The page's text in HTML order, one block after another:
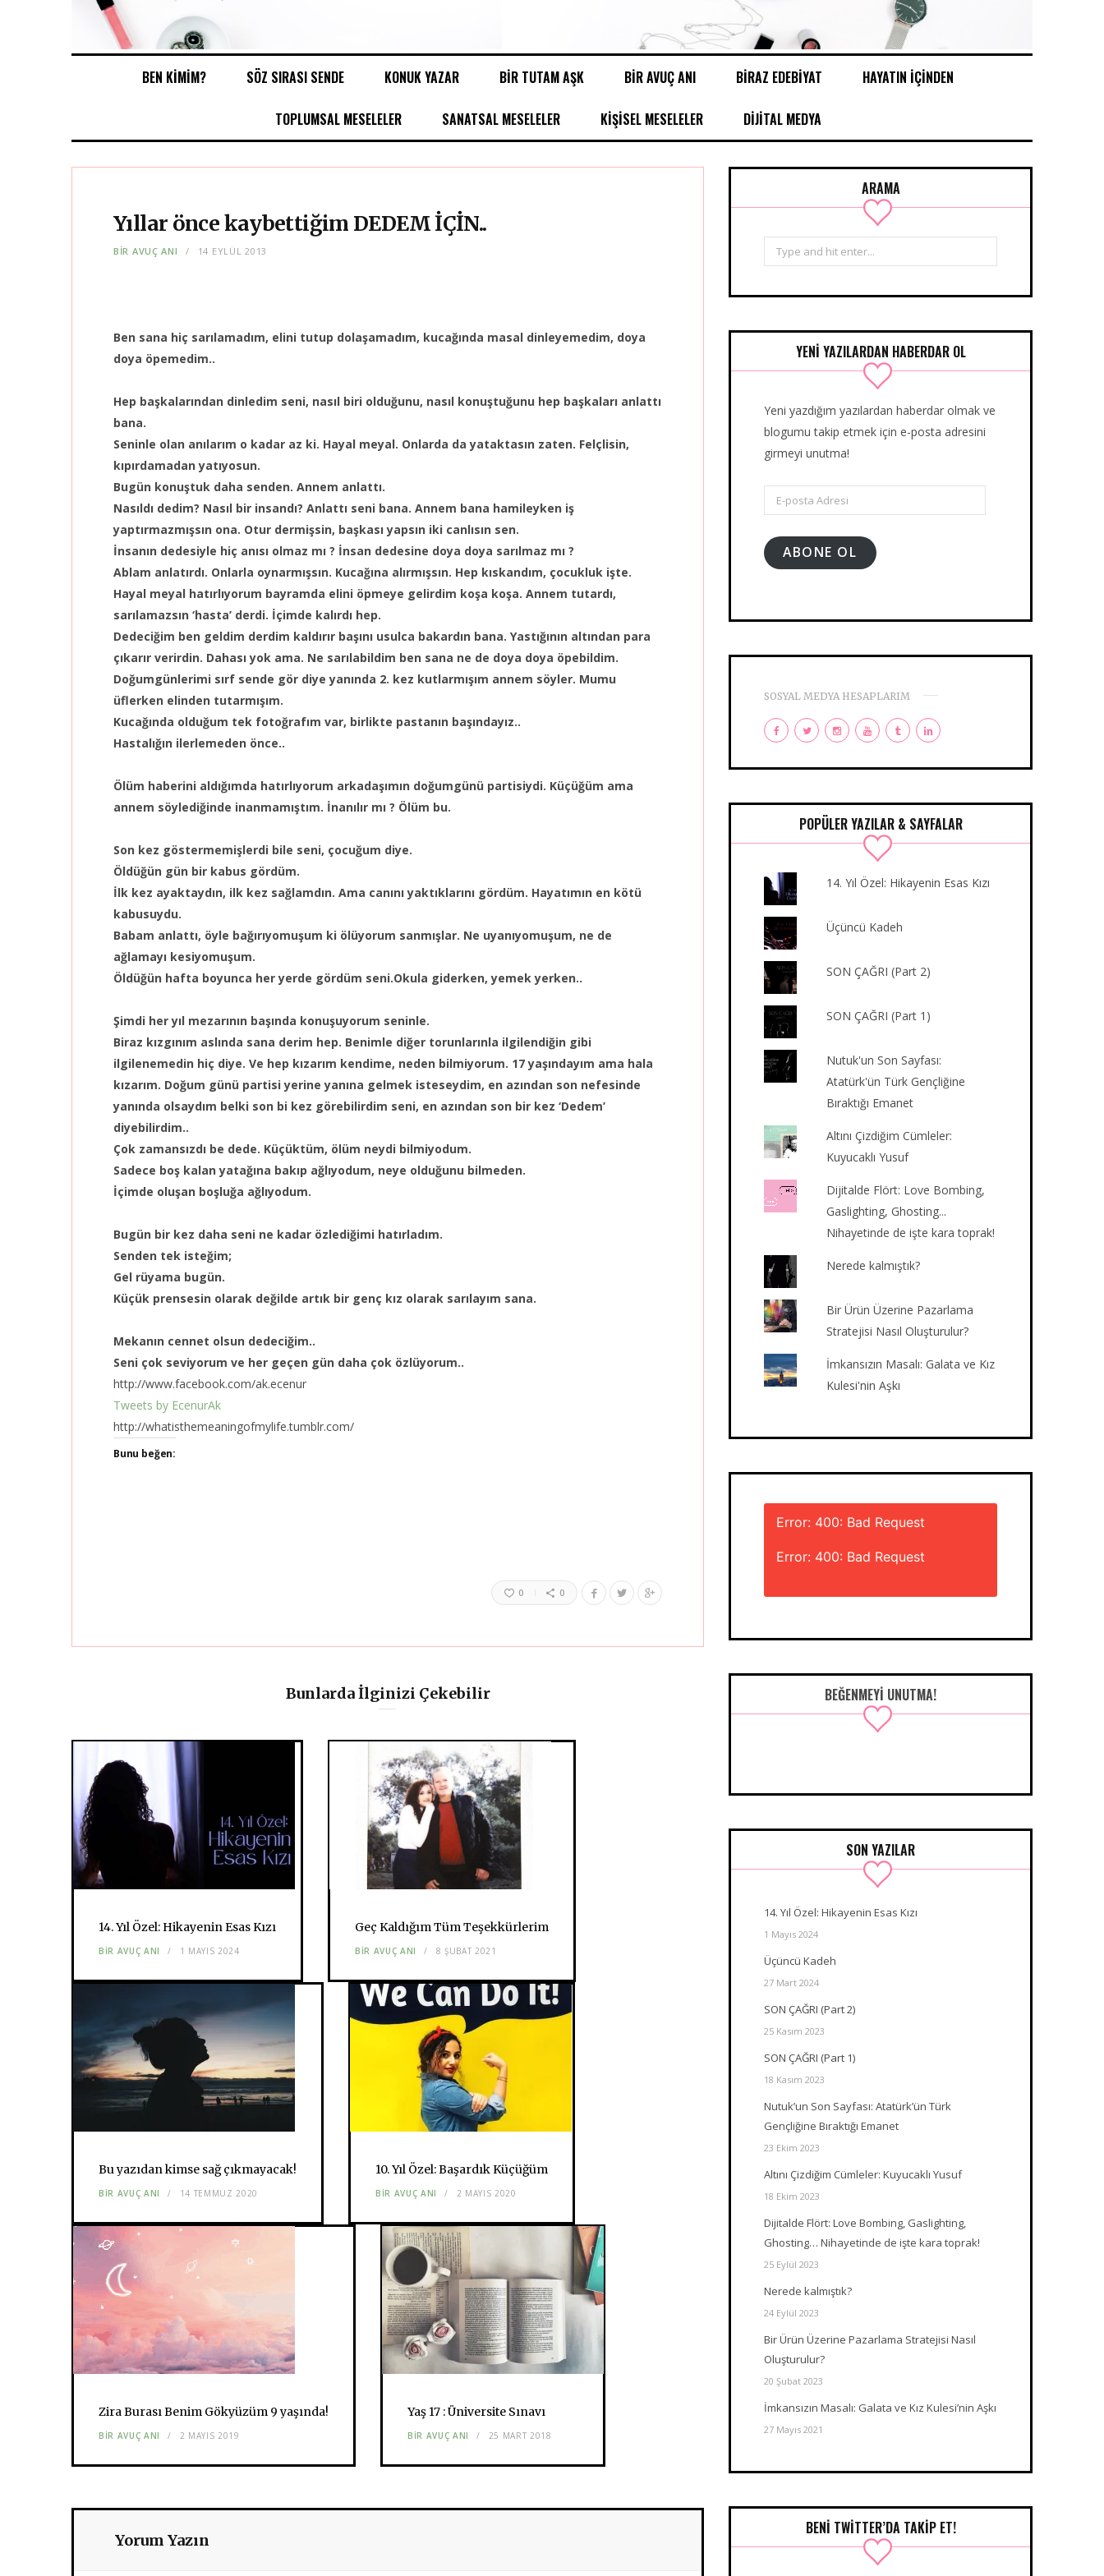
BEN KİMİM? SÖZ SIRASI SENDE KONUK YAZAR BİR TUTAM AŞK BİR AVUÇ ANI BİRAZ EDEBİYAT HAYATIN İÇİNDEN
TOPLUMSAL MESELELER SANATSAL MESELELER KİŞİSEL MESELELER DİJİTAL MEDYA
Yıllar önce kaybettiğim DEDEM İÇİN..
BIR AVUÇ ANI 14 EYLÜL 2013
Ben sana hiç sarılamadım, elini tutup dolaşamadım, kucağında masal dinleyemedim, doya
doya öpemedim..
Hep başkalarından dinledim seni, nasıl biri olduğunu, nasıl konuştuğunu hep başkaları anlattı
bana.
Seninle olan anılarım o kadar az ki. Hayal meyal. Onlarda da yataktasın zaten. Felçlisin,
kıpırdamadan yatıyosun.
Bugün konuştuk daha senden. Annem anlattı.
Nasıldı dedim? Nasıl bir insandı? Anlattı seni bana. Annem bana hamileyken iş
yaptırmazmışsın ona. Otur dermişsin, başkası yapsın iki canlısın sen.
İnsanın dedesiyle hiç anısı olmaz mı ? İnsan dedesine doya doya sarılmaz mı ?
Ablam anlatırdı. Onlarla oynarmışsın. Kucağına alırmışsın. Hep kıskandım, çocukluk işte.
Hayal meyal hatırlıyorum bayramda elini öpmeye gelirdim koşa koşa. Annem tutardı,
sarılamazsın ‘hasta’ derdi. İçimde kalırdı hep.
Dedeciğim ben geldim derdim kaldırır başını usulca bakardın bana. Yastığının altından para
çıkarır verirdin. Dahası yok ama. Ne sarılabildim ben sana ne de doya doya öpebildim.
Doğumgünlerimi sırf sende gör diye yanında 2. kez kutlarmışım annem söyler. Mumu
üflerken elinden tutarmışım.
Kucağında olduğum tek fotoğrafım var, birlikte pastanın başındayız..
Hastalığın ilerlemeden önce..
Ölüm haberini aldığımda hatırlıyorum arkadaşımın doğumgünü partisiydi. Küçüğüm ama
annem söylediğinde inanmamıştım. İnanılır mı ? Ölüm bu.
Son kez göstermemişlerdi bile seni, çocuğum diye.
Öldüğün gün bir kabus gördüm.
İlk kez ayaktaydın, ilk kez sağlamdın. Ama canını yaktıklarını gördüm. Hayatımın en kötü
kabusuydu.
Babam anlattı, öyle bağırıyomuşum ki ölüyorum sanmışlar. Ne uyanıyomuşum, ne de
ağlamayı kesiyomuşum.
Öldüğün hafta boyunca her yerde gördüm seni.Okula giderken, yemek yerken..
Şimdi her yıl mezarının başında konuşuyorum seninle.
Biraz kızgınım aslında sana derim hep. Benimle diğer torunlarınla ilgilendiğin gibi
ilgilenemedin hiç diye. Ve hep kızarım kendime, neden bilmiyorum. 17 yaşındayım ama hala
kızarım. Doğum günü partisi yerine yanına gelmek isteseydim, en azından son nefesinde
yanında olsaydım belki son bi kez görebilirdim seni, en azından son bir kez ‘Dedem’
diyebilirdim..
Çok zamansızdı be dede. Küçüktüm, ölüm neydi bilmiyodum.
Sadece boş kalan yatağına bakıp ağlıyodum, neye olduğunu bilmeden.
İçimde oluşan boşluğa ağlıyodum.
Bugün bir kez daha seni ne kadar özlediğimi hatırladım.
Senden tek isteğim;
Gel rüyama bugün.
Küçük prensesin olarak değilde artık bir genç kız olarak sarılayım sana.
Mekanın cennet olsun dedeciğim..
Seni çok seviyorum ve her geçen gün daha çok özlüyorum..
http://www.facebook.com/ak.ecenur
Tweets by EcenurAk
http://whatisthemeaningofmylife.tumblr.com/
Bunu beğen:
0 0
Bunlarda İlginizi Çekebilir
14. Yıl Özel: Hikayenin Esas Kızı
BIR AVUÇ ANI 1 MAYIS 2024
Geç Kaldığım Tüm Teşekkürlerim
BIR AVUÇ ANI 8 ŞUBAT 2021
Bu yazıdan kimse sağ çıkmayacak!
BIR AVUÇ ANI 14 TEMMUZ 2020
10. Yıl Özel: Başardık Küçüğüm
BIR AVUÇ ANI 2 MAYIS 2020
Zira Burası Benim Gökyüzüm 9 yaşında!
BIR AVUÇ ANI 2 MAYIS 2019
Yaş 17 : Üniversite Sınavı
BIR AVUÇ ANI 25 MART 2018
Yorum Yazın
ARAMA
Search
for:
YENİ YAZILARDAN HABERDAR OL
Yeni yazdığım yazılardan haberdar olmak ve
blogumu takip etmek için e-posta adresini
girmeyi unutma!
posta
Adresi
ABONE OL
SOSYAL MEDYA HESAPLARIM
F
a
T
w
e
I
n
g
Y
o
b
e
T
u
r
L
i
d
POPÜLER YAZILAR & SAYFALAR
14. Yıl Özel: Hikayenin Esas Kızı
Üçüncü Kadeh
SON ÇAĞRI (Part 2)
SON ÇAĞRI (Part 1)
Nutuk'un Son Sayfası:
Atatürk'ün Türk Gençliğine
Bıraktığı Emanet
Altını Çizdiğim Cümleler:
Kuyucaklı Yusuf
Dijitalde Flört: Love Bombing,
Gaslighting, Ghosting...
Nihayetinde de işte kara toprak!
Nerede kalmıştık?
Bir Ürün Üzerine Pazarlama
Stratejisi Nasıl Oluşturulur?
İmkansızın Masalı: Galata ve Kız
Kulesi'nin Aşkı
Error: 400: Bad Request
Error: 400: Bad Request
BEĞENMEYI UNUTMA!
SON YAZILAR
14. Yıl Özel: Hikayenin Esas Kızı
1 Mayıs 2024
Üçüncü Kadeh
27 Mart 2024
SON ÇAĞRI (Part 2)
25 Kasım 2023
SON ÇAĞRI (Part 1)
18 Kasım 2023
Nutuk’un Son Sayfası: Atatürk’ün Türk
Gençliğine Bıraktığı Emanet
23 Ekim 2023
Altını Çizdiğim Cümleler: Kuyucaklı Yusuf
18 Ekim 2023
Dijitalde Flört: Love Bombing, Gaslighting,
Ghosting… Nihayetinde de işte kara toprak!
25 Eylül 2023
Nerede kalmıştık?
24 Eylül 2023
Bir Ürün Üzerine Pazarlama Stratejisi Nasıl
Oluşturulur?
20 Şubat 2023
İmkansızın Masalı: Galata ve Kız Kulesi’nin Aşkı
27 Mayıs 2021
BENI TWITTER’DA TAKIP ET!